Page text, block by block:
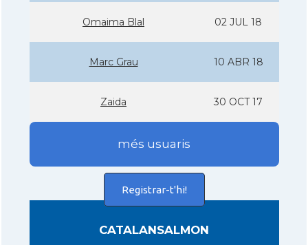
Omaima Blal 02 JUL 18
Marc Grau 10 ABR 18
Zaida 30 OCT 17
més usuaris
Registrar-t'hi!
CATALANSALMON